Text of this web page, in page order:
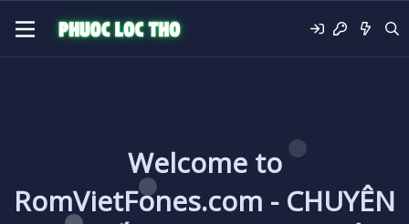
Welcome to
RomVietFones.com - CHUYÊN